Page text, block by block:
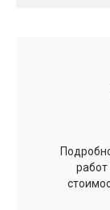
работ